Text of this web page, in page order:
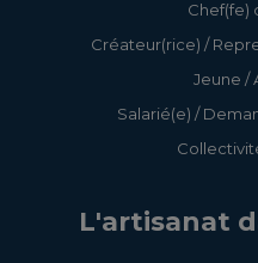
Chef(fe)
Créateur(rice) /
Jeune /
Salarié(e) /
L'artisanat